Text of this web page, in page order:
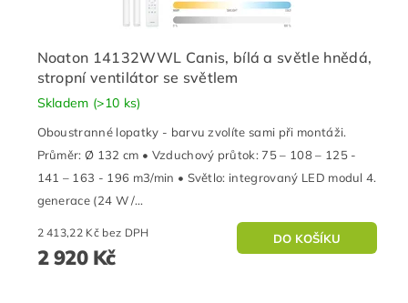
Noaton 14132WWL Canis, bílá a světle hnědá,
stropní ventilátor se světlem
Skladem (>10 ks)
Oboustranné lopatky - barvu zvolíte sami při montáži.
Průměr: Ø 132 cm • Vzduchový průtok: 75 – 108 – 125 -
141 – 163 - 196 m3/min • Světlo: integrovaný LED modul 4.
generace (24 W /...
2 413,22 Kč bez DPH
2 920 Kč